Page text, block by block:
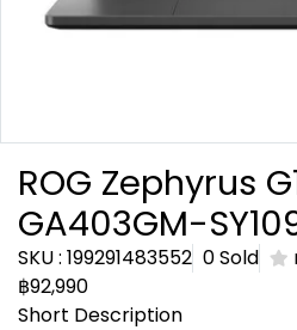
ROG Zephyrus
GA403GM-
SKU : 199291483552 0 Sold
฿92,990
Short Description